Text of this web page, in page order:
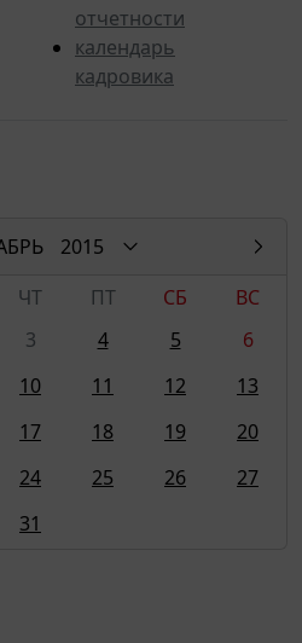
отчетности
календарь
кадровика
2015
ЧТ ПТ СБ
ВС
3 4 5
6
10 11 12
13
17 18 19
20
24 25 26
27
31